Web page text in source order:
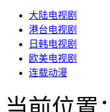
大陆电视剧
港台电视剧
日韩电视剧
欧美电视剧
连载动漫